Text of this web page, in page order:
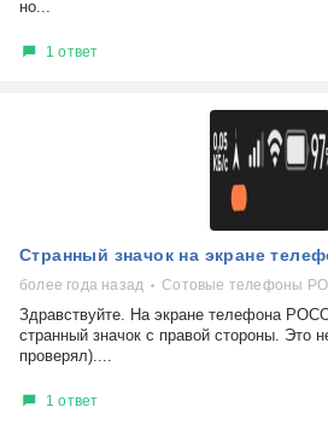
но...
1 ответ
Странный значок на экране
более года назад Сотовые телефоны
Здравствуйте. На экране телефона
странный значок с правой стороны. Это
проверял)....
1 ответ